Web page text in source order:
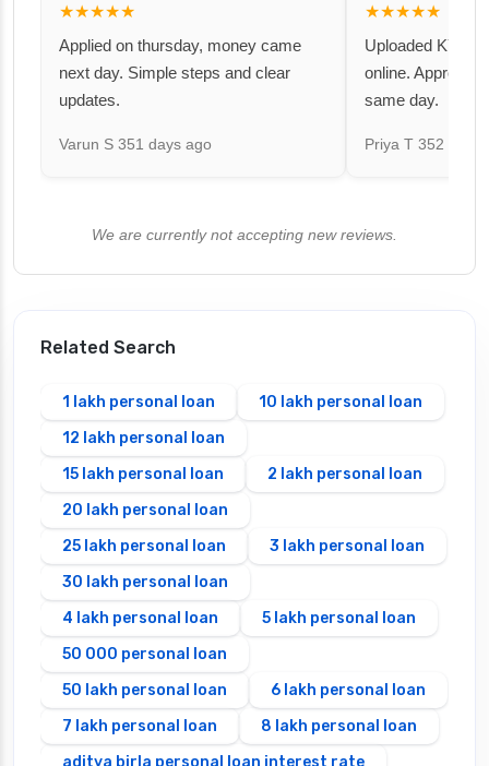
★★★★★
Applied on thursday, money came
next day. Simple steps and clear
updates.
Varun S 351 days ago
★★★★★
Uploaded KYC
online. Approval
same day.
Priya T 352 days
We are currently not accepting new reviews.
Related Search
1 lakh personal loan
10 lakh personal loan
12 lakh personal loan
15 lakh personal loan
2 lakh personal loan
20 lakh personal loan
25 lakh personal loan
3 lakh personal loan
30 lakh personal loan
4 lakh personal loan
5 lakh personal loan
50 000 personal loan
50 lakh personal loan
6 lakh personal loan
7 lakh personal loan
8 lakh personal loan
aditya birla personal loan interest rate